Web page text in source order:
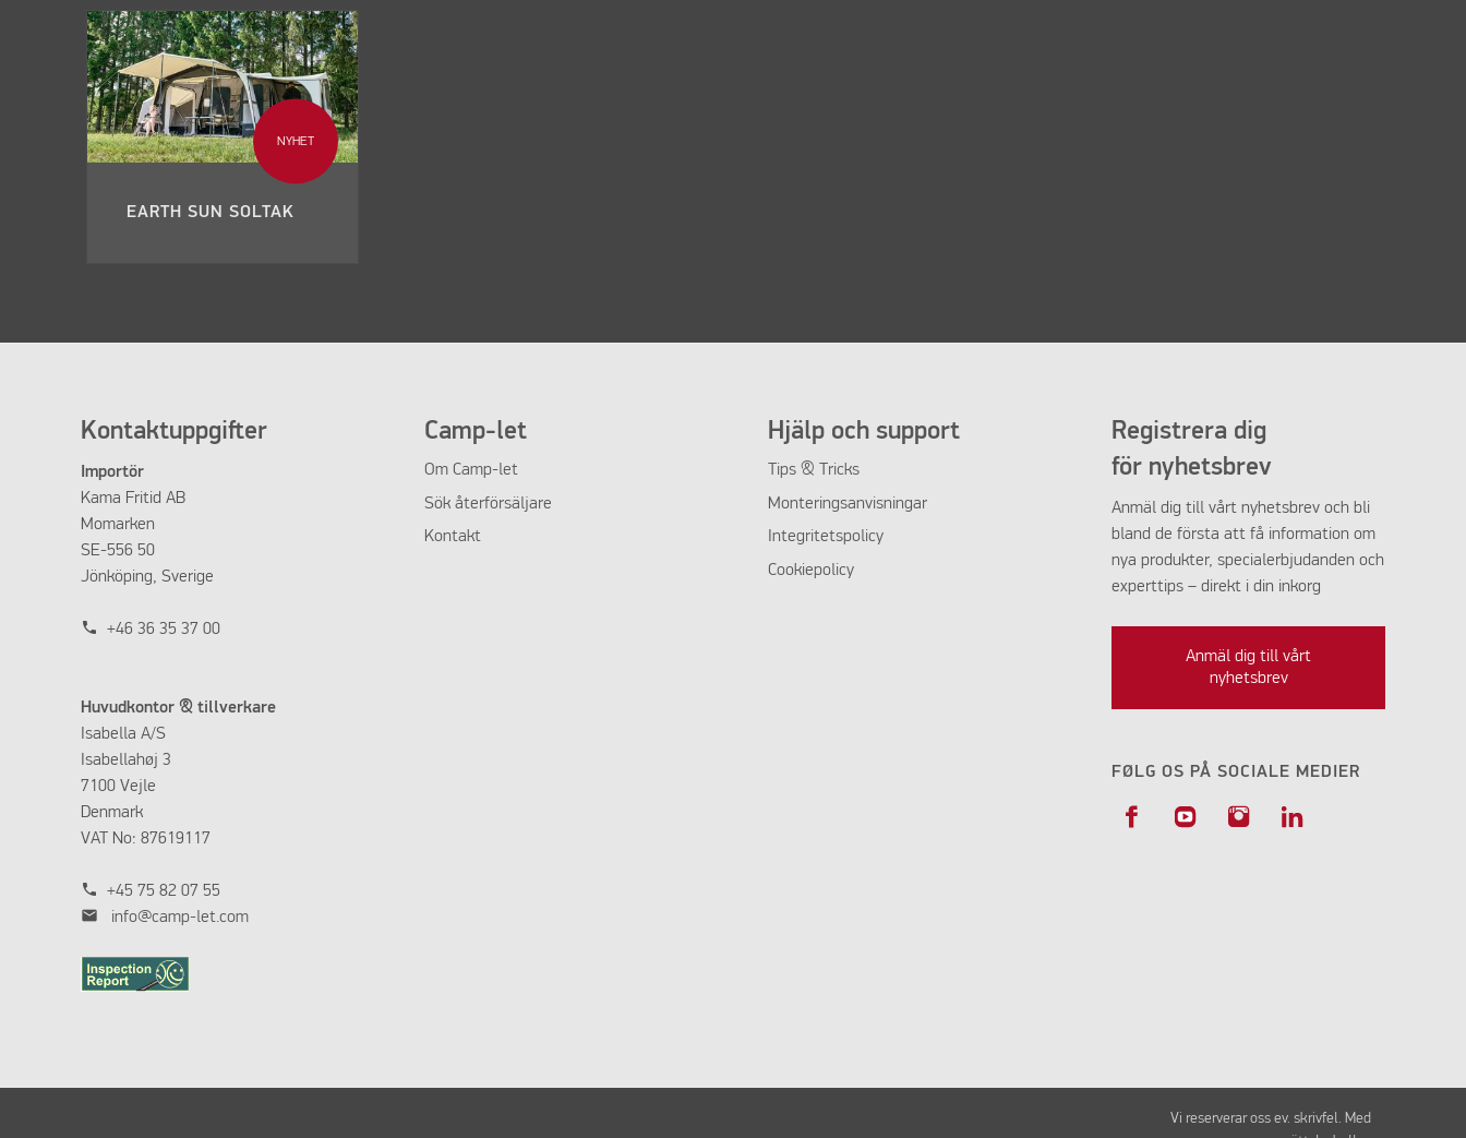
NYHET
EARTH SUN SOLTAK
Kontaktuppgifter
Importör
Kama Fritid AB
Momarken
SE-556 50
Jönköping, Sverige
phone +46 36 35 37 00
Huvudkontor & tillverkare
Isabella A/S
Isabellahøj 3
7100 Vejle
Denmark
VAT No: 87619117
phone +45 75 82 07 55
mail info@camp-let.com
Camp-let
Om Camp-let
Sök återförsäljare
Kontakt
Hjälp och support
Tips & Tricks
Monteringsanvisningar
Integritetspolicy
Cookiepolicy
Registrera dig
för nyhetsbrev
Anmäl dig till vårt nyhetsbrev och bli
bland de första att få information om
nya produkter, specialerbjudanden och
experttips – direkt i din inkorg
Anmäl dig till vårt
nyhetsbrev
FØLG OS PÅ SOCIALE MEDIER
Vi reserverar oss ev. skrivfel. Med